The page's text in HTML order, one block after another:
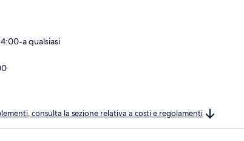
a qualsiasi
consulta la sezione relativa a costi e regolamenti